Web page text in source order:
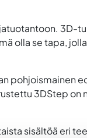
3D-
olla se tapa,
pohjoismainen
3DStep
sisältöä eri